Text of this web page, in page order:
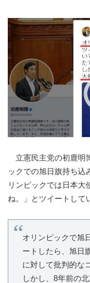
立憲民主党の初鹿明
ックでの旭日旗持ち込
リンピックでは日本大
ね。」とツイートして
オリンピックで旭
ートしたら、旭日
に対して批判的な
しかし、8年前の